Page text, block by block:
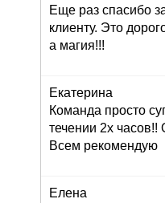
Еще раз спасибо
клиенту. Это
а магия!!!
Екатерина
Команда просто
течении 2х часов!!
Всем рекомендую
Елена